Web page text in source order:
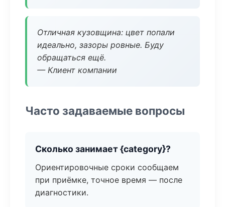
Отличная кузовщина: цвет попали
идеально, зазоры ровные. Буду
обращаться ещё.
— Клиент компании
Часто задаваемые вопросы
Сколько занимает {category}?
Ориентировочные сроки сообщаем
при приёмке, точное время — после
диагностики.